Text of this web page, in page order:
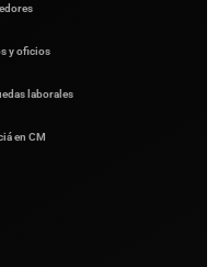
y oficios
laborales
en CM